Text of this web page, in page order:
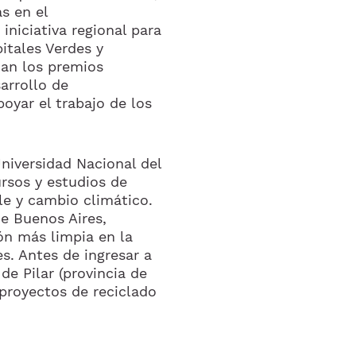
en el
iniciativa regional para
Verdes y
los premios
de
el trabajo de los
Nacional del
y estudios de
y cambio climático.
Buenos Aires,
más limpia en la
Antes de ingresar a
Pilar (provincia de
de reciclado